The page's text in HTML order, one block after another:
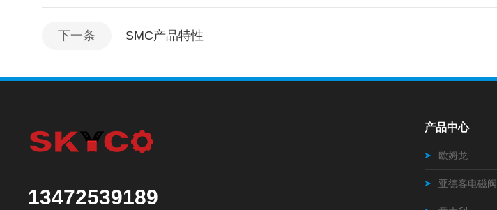
下一条 SMC产品特性
13472539189
产品中心
欧姆龙
亚德客电磁阀